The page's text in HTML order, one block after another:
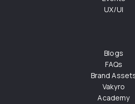
UX/UI
Blogs
FAQs
Brand
Vakyro
Academy